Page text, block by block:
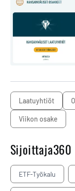
laatuyhtiöt
Viikon osake
Sijoittaja360
ETF-Työkalu